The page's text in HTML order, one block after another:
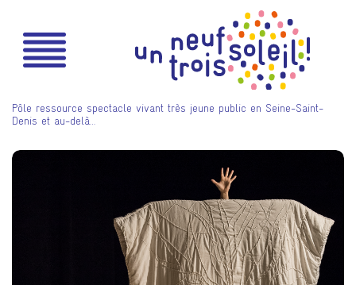
Pôle ressource spectacle vivant très jeune public en Seine-Saint-
Denis et au-delà…